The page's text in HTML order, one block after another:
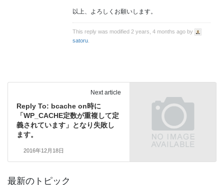
以上、よろしくお願いします。
This reply was modified 2 years, 4 months ago by
satoru
Next article
Reply To: bcache on時に
「WP_CACHE定数が重複して定
義されています」となり失敗し
ます。
2016年12月18日
最新のトピック